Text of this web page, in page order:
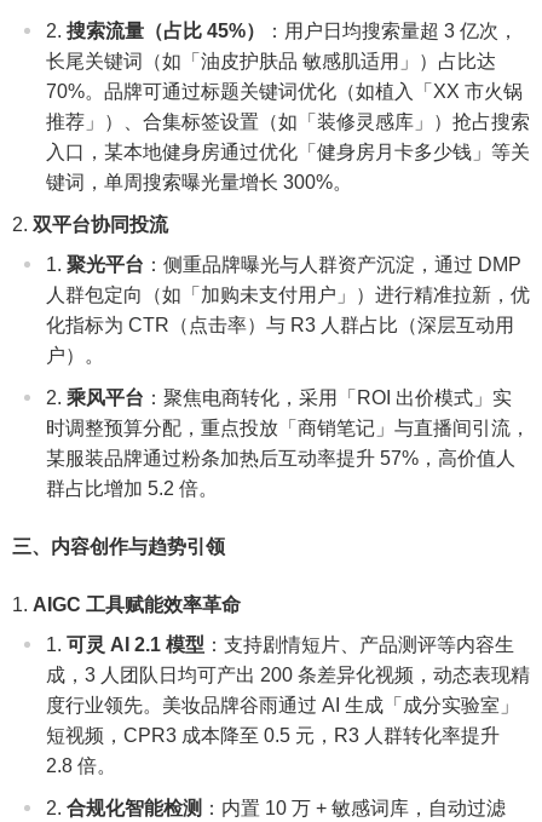
搜索流量（占比 45%）
：用户日均搜索量超 3 亿次，
长尾关键词（如「油皮护肤品 敏感肌适用」）占比达
70%。品牌可通过标题关键词优化（如植入「XX 市火锅
推荐」）、合集标签设置（如「装修灵感库」）抢占搜索
入口，某本地健身房通过优化「健身房月卡多少钱」等关
键词，单周搜索曝光量增长 300%。
双平台协同投流
聚光平台 ：侧重品牌曝光与人群资产沉淀，通过 DMP
人群包定向（如「加购未支付用户」）进行精准拉新，优
化指标为 CTR（点击率）与 R3 人群占比（深层互动用
户）。
乘风平台 ：聚焦电商转化，采用「ROI 出价模式」实
时调整预算分配，重点投放「商销笔记」与直播间引流，
某服装品牌通过粉条加热后互动率提升 57%，高价值人
群占比增加 5.2 倍。
三、内容创作与趋势引领
AIGC 工具赋能效率革命
可灵 AI 2.1 模型 ：支持剧情短片、产品测评等内容生
成，3 人团队日均可产出 200 条差异化视频，动态表现精
度行业领先。美妆品牌谷雨通过 AI 生成「成分实验室」
短视频，CPR3 成本降至 0.5 元，R3 人群转化率提升
2.8 倍。
合规化智能检测 ：内置 10 万 + 敏感词库，自动过滤